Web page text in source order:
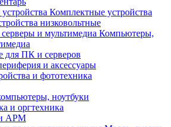
Комплектные устройства
низковольтные
Компьютеры,
ПК и серверов
и аксессуары
и фототехника
ноутбуки
и оргтехника
АРМ